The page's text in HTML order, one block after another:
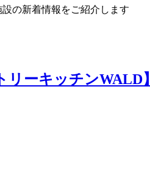
の新着情報をご紹介します
ーキッチンWALD】